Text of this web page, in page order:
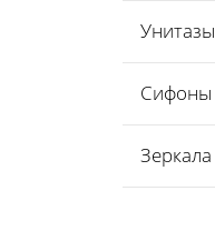
Унитазы
Сифоны
Зеркала